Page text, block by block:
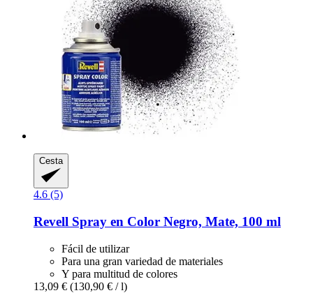
Cesta
4.6 (5)
Revell Spray en Color Negro, Mate, 100 ml
Fácil de utilizar
Para una gran variedad de materiales
Y para multitud de colores
13,09 € (130,90 € / l)